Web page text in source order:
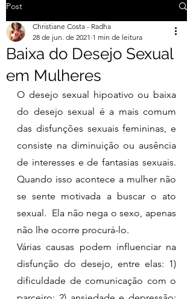
Post
Baixa do Desejo Sexual
em Mulheres
Christiane Costa - Radha
28 de jun. de 2021 1 min de leitura
O desejo sexual hipoativo ou baixa
do desejo sexual é a mais comum
das disfunções sexuais femininas, e
consiste na diminuição ou ausência
de interesses e de fantasias sexuais.
Quando isso acontece a mulher não
se sente motivada a buscar o ato
sexual.  Ela não nega o sexo, apenas
não lhe ocorre procurá-lo.
Várias causas podem influenciar na
disfunção do desejo, entre elas: 1)
dificuldade de comunicação com o